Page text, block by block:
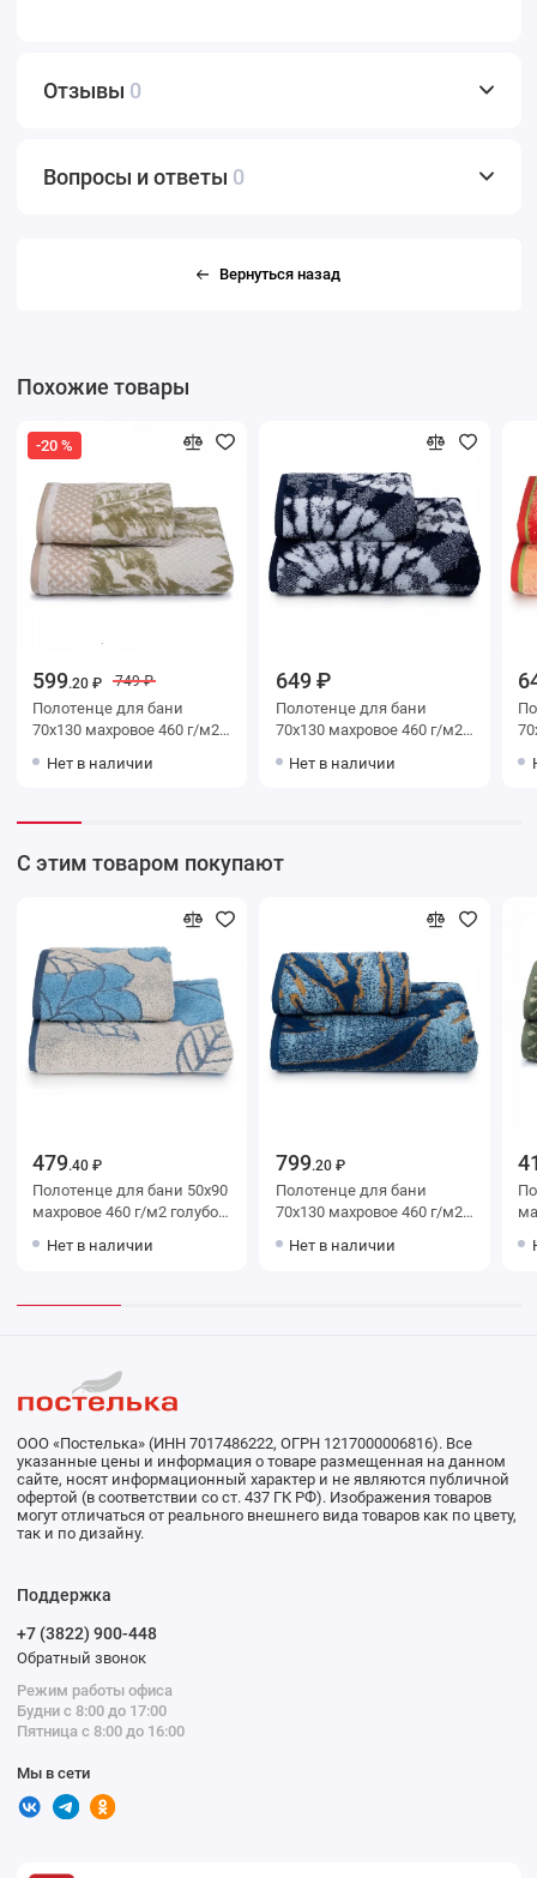
Отзывы 0
Вопросы и ответы 0
Вернуться назад
Похожие товары
-20 %
599.20 ₽ 749 ₽
Полотенце для бани
70х130 махровое 460 г/м2
Донецкая мануфактура
Нет в наличии
649 ₽
Полотенце для бани
70х130 махровое 460 г/м2
мануфактура
Нет в наличии
70х130
С этим товаром покупают
479.40 ₽
Полотенце для бани 50х90
махровое 460 г/м2 голубое
Lobelia blu
Нет в наличии
799.20 ₽
Полотенце для бани
70х130 махровое 460 г/м2
мануфактура Glacier
Нет в наличии
ООО «Постелька» (ИНН 7017486222, ОГРН 1217000006816). Все
указанные цены и информация о товаре размещенная на данном
сайте, носят информационный характер и не являются публичной
офертой (в соответствии со ст. 437 ГК РФ). Изображения товаров
могут отличаться от реального внешнего вида товаров как по цвету,
так и по дизайну.
Поддержка
+7 (3822) 900-448
Обратный звонок
Режим работы офиса
Будни с 8:00 до 17:00
Пятница с 8:00 до 16:00
Мы в сети